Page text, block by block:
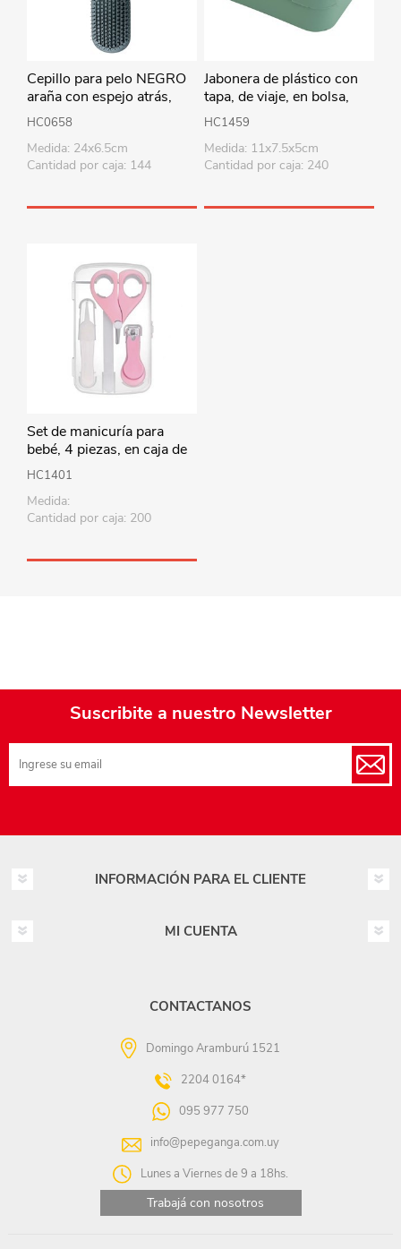
Cepillo para pelo NEGRO
araña con espejo atrás,
Kelmax
HC0658
Medida: 24x6.5cm
Cantidad por caja: 144
Jabonera de plástico con
tapa, de viaje, en bolsa,
varios colores
HC1459
Medida: 11x7.5x5cm
Cantidad por caja: 240
Set de manicuría para
bebé, 4 piezas, en caja de
plástico, 2 colores
HC1401
Medida:
Cantidad por caja: 200
Suscribite a nuestro Newsletter
INFORMACIÓN PARA EL CLIENTE
MI CUENTA
CONTACTANOS
Domingo Aramburú 1521
2204 0164*
095 977 750
info@pepeganga.com.uy
Lunes a Viernes de 9 a 18hs.
Trabajá con nosotros